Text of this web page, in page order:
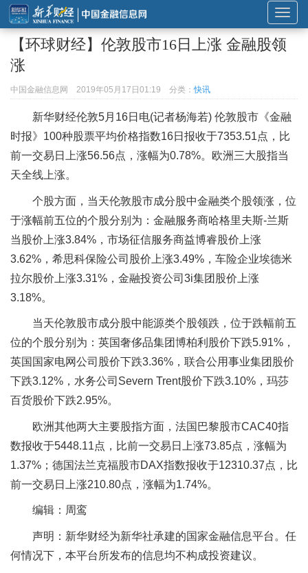
展
开
或
导
航
【环球财经】伦敦股市16日上涨 金融股领
涨
中国金融信息网 2019年05月17日01:19 分类：快讯
新华财经伦敦5月16日电(记者杨海若) 伦敦股市《金融
时报》100种股票平均价格指数16日报收于7353.51点，比
前一交易日上涨56.56点，涨幅为0.78%。欧洲三大股指当
天全线上涨。
个股方面，当天伦敦股市成分股中金融类个股领涨，位
于涨幅前五位的个股分别为：金融服务商哈格里夫斯-兰斯
当股价上涨3.84%，市场征信服务商益博睿股价上涨
3.62%，希思科保险公司股价上涨3.49%，车险企业埃德米
拉尔股价上涨3.31%，金融投资公司3i集团股价上涨
3.18%。
当天伦敦股市成分股中能源类个股领跌，位于跌幅前五
位的个股分别为：英国奢侈品集团博柏利股价下跌5.91%，
英国国家电网公司股价下跌3.36%，联合公用事业集团股价
下跌3.12%，水务公司Severn Trent股价下跌3.10%，玛莎
百货股价下跌2.95%。
欧洲其他两大主要股指方面，法国巴黎股市CAC40指
数报收于5448.11点，比前一交易日上涨73.85点，涨幅为
1.37%；德国法兰克福股市DAX指数报收于12310.37点，比
前一交易日上涨210.80点，涨幅为1.74%。
编辑：周鸾
声明：新华财经为新华社承建的国家金融信息平台。任
何情况下，本平台所发布的信息均不构成投资建议。